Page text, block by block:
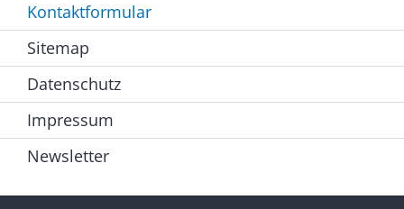
Kontaktformular
Sitemap
Datenschutz
Impressum
Newsletter